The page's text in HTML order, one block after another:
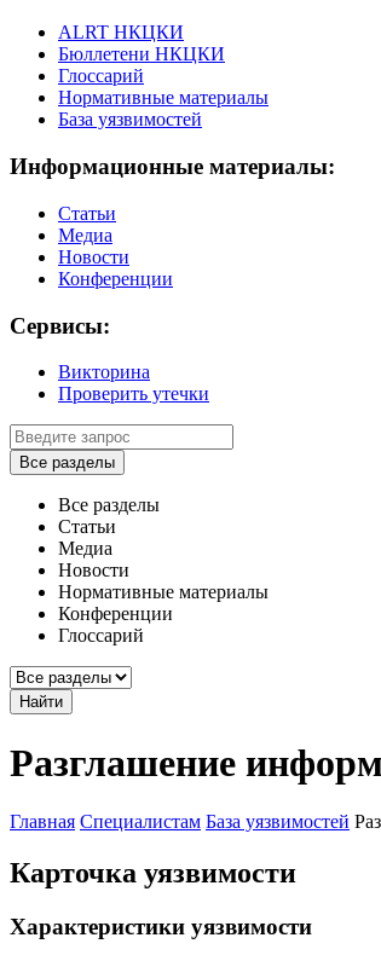
ALRT НКЦКИ
Бюллетени НКЦКИ
Глоссарий
Нормативные материалы
База уязвимостей
Информационные материалы:
Статьи
Медиа
Новости
Конференции
Сервисы:
Викторина
Проверить утечки
Все разделы
Все разделы
Статьи
Медиа
Новости
Нормативные материалы
Конференции
Глоссарий
Найти
Разглашение
Главная Специалистам База уязвимостей
Карточка уязвимости
Характеристики уязвимости